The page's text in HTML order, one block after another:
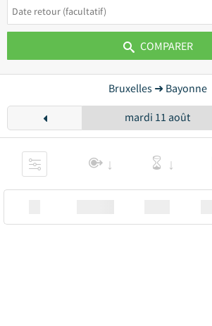
COMPARER
Bruxelles ➜ Bayonne
mardi 11 août